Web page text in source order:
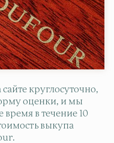
круглосуточно,
оценки, и мы
в течение 10
выкупа